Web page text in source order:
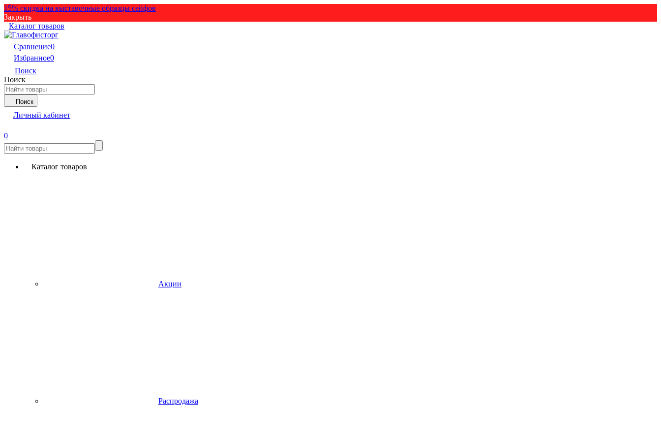
15% скидка на выставочные образцы сейфов
Закрыть
Каталог товаров
Сравнение0
Избранное0
Поиск
Поиск
Поиск
Личный кабинет
0
Каталог товаров
Акции
Распродажа